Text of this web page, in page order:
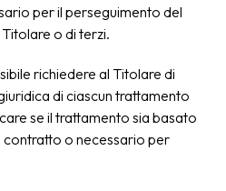
per il perseguimento del
o di terzi.
richiedere al Titolare di
di ciascun trattamento
se il trattamento sia basato
contratto o necessario per